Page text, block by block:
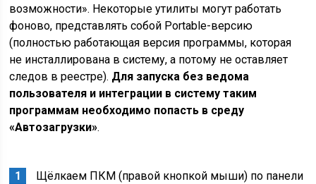
возможности». Некоторые утилиты могут работать
фоново, представлять собой Portable-версию
(полностью работающая версия программы, которая
не инсталлирована в систему, а потому не оставляет
следов в реестре). Для запуска без ведома
пользователя и интеграции в систему таким
программам необходимо попасть в среду
«Автозагрузки».
Щёлкаем ПКМ (правой кнопкой мыши) по панели